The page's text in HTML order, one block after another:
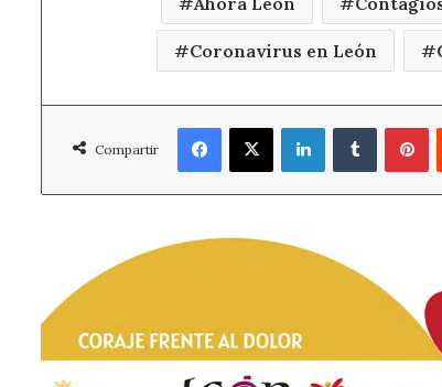
Coronavirus en León
Compartir
Facebook
X LinkedInTumblr